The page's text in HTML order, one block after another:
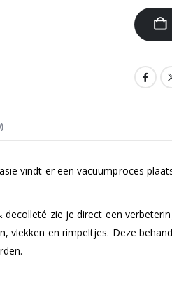
vindt er een vacuümproces
zie je direct een
vlekken en rimpeltjes. Deze